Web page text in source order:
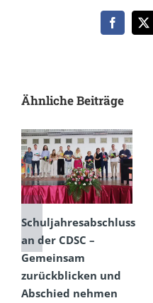
Facebook
X
Ähnliche Beiträge
Schuljahresabschluss
an der CDSC –
Gemeinsam
zurückblicken und
Abschied nehmen